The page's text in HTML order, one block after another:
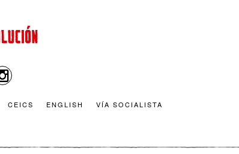
CEICS ENGLISH VÍA SOCIALISTA